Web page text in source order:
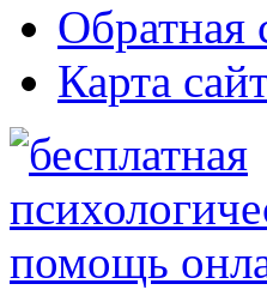
Обратная
Карта